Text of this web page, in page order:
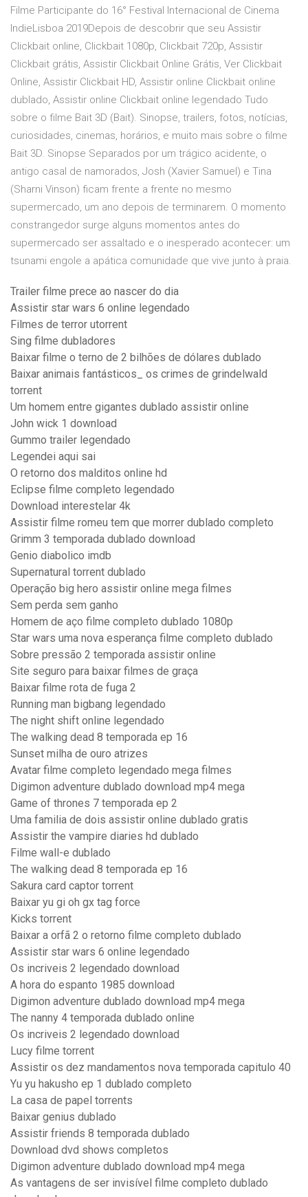
Filme Participante do 16° Festival Internacional de Cinema
IndieLisboa 2019Depois de descobrir que seu Assistir
Clickbait online, Clickbait 1080p, Clickbait 720p, Assistir
Clickbait grátis, Assistir Clickbait Online Grátis, Ver Clickbait
Online, Assistir Clickbait HD, Assistir online Clickbait online
dublado, Assistir online Clickbait online legendado Tudo
sobre o filme Bait 3D (Bait). Sinopse, trailers, fotos, notícias,
curiosidades, cinemas, horários, e muito mais sobre o filme
Bait 3D. Sinopse Separados por um trágico acidente, o
antigo casal de namorados, Josh (Xavier Samuel) e Tina
(Sharni Vinson) ficam frente a frente no mesmo
supermercado, um ano depois de terminarem. O momento
constrangedor surge alguns momentos antes do
supermercado ser assaltado e o inesperado acontecer: um
tsunami engole a apática comunidade que vive junto à praia.
Trailer filme prece ao nascer do dia
Assistir star wars 6 online legendado
Filmes de terror utorrent
Sing filme dubladores
Baixar filme o terno de 2 bilhões de dólares dublado
Baixar animais fantásticos_ os crimes de grindelwald
torrent
Um homem entre gigantes dublado assistir online
John wick 1 download
Gummo trailer legendado
Legendei aqui sai
O retorno dos malditos online hd
Eclipse filme completo legendado
Download interestelar 4k
Assistir filme romeu tem que morrer dublado completo
Grimm 3 temporada dublado download
Genio diabolico imdb
Supernatural torrent dublado
Operação big hero assistir online mega filmes
Sem perda sem ganho
Homem de aço filme completo dublado 1080p
Star wars uma nova esperança filme completo dublado
Sobre pressão 2 temporada assistir online
Site seguro para baixar filmes de graça
Baixar filme rota de fuga 2
Running man bigbang legendado
The night shift online legendado
The walking dead 8 temporada ep 16
Sunset milha de ouro atrizes
Avatar filme completo legendado mega filmes
Digimon adventure dublado download mp4 mega
Game of thrones 7 temporada ep 2
Uma familia de dois assistir online dublado gratis
Assistir the vampire diaries hd dublado
Filme wall-e dublado
The walking dead 8 temporada ep 16
Sakura card captor torrent
Baixar yu gi oh gx tag force
Kicks torrent
Baixar a orfã 2 o retorno filme completo dublado
Assistir star wars 6 online legendado
Os incriveis 2 legendado download
A hora do espanto 1985 download
Digimon adventure dublado download mp4 mega
The nanny 4 temporada dublado online
Os incriveis 2 legendado download
Lucy filme torrent
Assistir os dez mandamentos nova temporada capitulo 40
Yu yu hakusho ep 1 dublado completo
La casa de papel torrents
Baixar genius dublado
Assistir friends 8 temporada dublado
Download dvd shows completos
Digimon adventure dublado download mp4 mega
As vantagens de ser invisível filme completo dublado